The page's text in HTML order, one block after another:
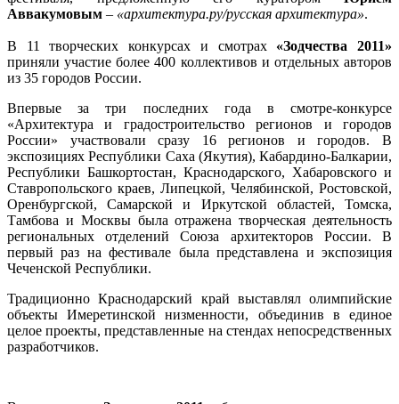
Аввакумовым – «архитектура.ру/русская архитектура».
В 11 творческих конкурсах и смотрах «Зодчества 2011»
приняли участие более 400 коллективов и отдельных авторов
из 35 городов России.
Впервые за три последних года в смотре-конкурсе
«Архитектура и градостроительство регионов и городов
России» участвовали сразу 16 регионов и городов. В
экспозициях Республики Саха (Якутия), Кабардино-Балкарии,
Республики Башкортостан, Краснодарского, Хабаровского и
Ставропольского краев, Липецкой, Челябинской, Ростовской,
Оренбургской, Самарской и Иркутской областей, Томска,
Тамбова и Москвы была отражена творческая деятельность
региональных отделений Союза архитекторов России. В
первый раз на фестивале была представлена и экспозиция
Чеченской Республики.
Традиционно Краснодарский край выставлял олимпийские
объекты Имеретинской низменности, объединив в единое
целое проекты, представленные на стендах непосредственных
разработчиков.